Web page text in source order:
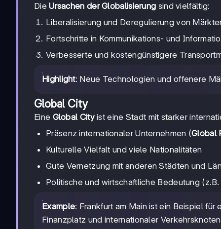
DieUrsachen der Globalisierung sind vielfältig:
Liberalisierung und Deregulierung von
Fortschritte in Kommunikations- und
Verbesserte und kostengünstigere
Highlight: Neue Technologien und offenere
Global City
Eine Global Cityist eine Stadt mit starker
Präsenz internationaler Unternehmen (Global
Kulturelle Vielfalt und viele Nationalitäten
Gute Vernetzung mit anderen Städten und
Politische und wirtschaftliche Bedeutung
Example: Frankfurt am Main ist ein Beispiel für
Finanzplatz und internationaler